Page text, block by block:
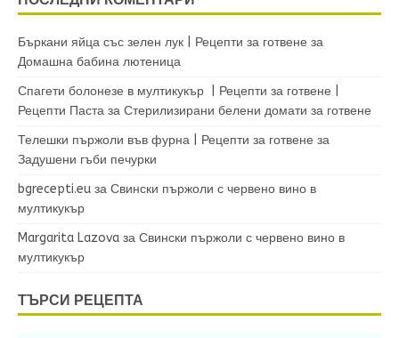
Бъркани яйца със зелен лук | Рецепти за готвене за
Домашна бабина лютеница
Спагети болонезе в мултикукър | Рецепти за готвене |
Рецепти Паста за Стерилизирани белени домати за готвене
Телешки пържоли във фурна | Рецепти за готвене за
Задушени гъби печурки
bgrecepti.eu за Свински пържоли с червено вино в
мултикукър
Margarita Lazova за Свински пържоли с червено вино в
мултикукър
ТЪРСИ РЕЦЕПТА